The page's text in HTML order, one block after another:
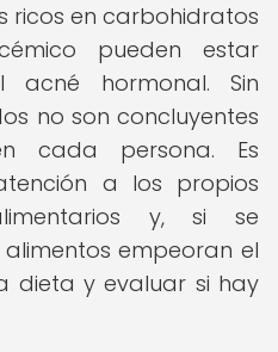
ricos en carbohidratos
pueden estar
acné hormonal. Sin
no son concluyentes
cada persona. Es
a los propios
y, si se
empeoran el
dieta y evaluar si hay